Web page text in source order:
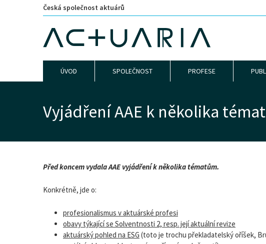
Česká společnost aktuárů
ÚVOD SPOLEČNOST PROFESE
Vyjádření AAE k několika
Před koncem vydala AAE vyjádření k několika tématům.
Konkrétně, jde o:
profesionalismus v aktuárské profesi
obavy týkající se Solventnosti 2, resp. její aktuální revize
aktuárský pohled na ESG (toto je trochu překladatelský oříšek,